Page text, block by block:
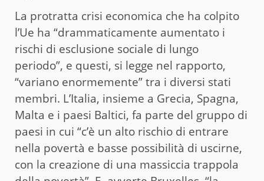
La protratta crisi economica che ha colpito
l’Ue ha “drammaticamente aumentato i
rischi di esclusione sociale di lungo
periodo”, e questi, si legge nel rapporto,
“variano enormemente” tra i diversi stati
membri. L’Italia, insieme a Grecia, Spagna,
Malta e i paesi Baltici, fa parte del gruppo di
paesi in cui “c’è un alto rischio di entrare
nella povertà e basse possibilità di uscirne,
con la creazione di una massiccia trappola